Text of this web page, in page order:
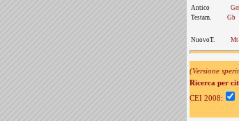
Antico
Testam.
Gb
NuovoT. Mt
(Versione
Ricerca per
CEI 2008: